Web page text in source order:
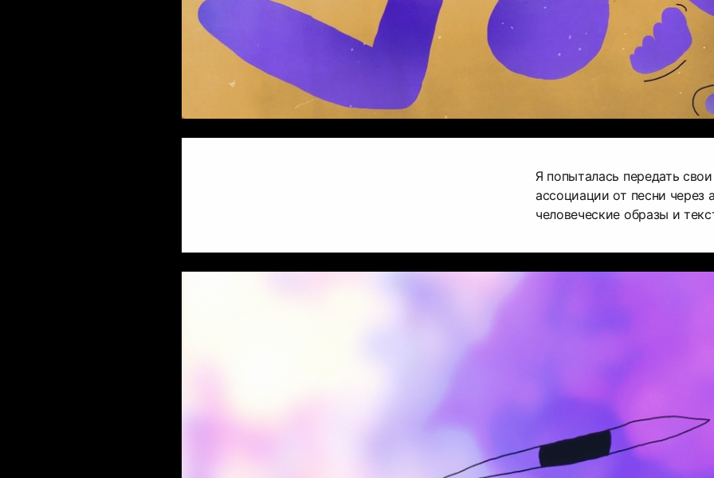
Я попыталась передать
ассоциации от песни через
человеческие образы и